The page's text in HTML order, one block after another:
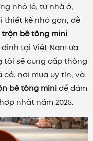
nhỏ lẻ, từ nhà ở,
thiết kế nhỏ gọn, dễ
trộn bê tông mini
tại Việt Nam ưa
tôi sẽ cung cấp thông
nơi mua uy tín, và
bê tông miniđể đảm
nhất năm 2025.